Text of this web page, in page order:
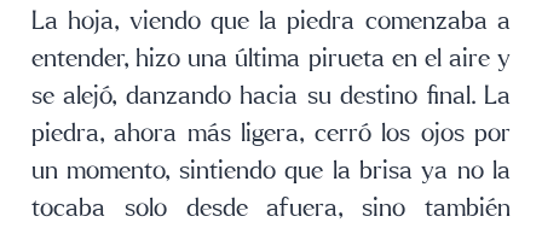
La hoja, viendo que la piedra comenzaba a
entender, hizo una última pirueta en el aire y
se alejó, danzando hacia su destino final. La
piedra, ahora más ligera, cerró los ojos por
un momento, sintiendo que la brisa ya no la
tocaba solo desde afuera, sino también